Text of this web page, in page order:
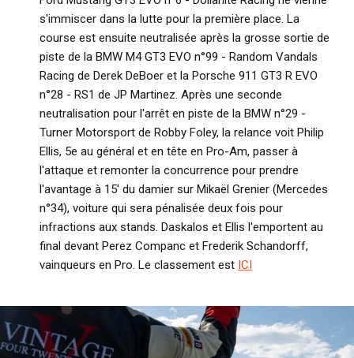
s'immiscer dans la lutte pour la première place. La
course est ensuite neutralisée après la grosse sortie de
piste de la BMW M4 GT3 EVO n°99 - Random Vandals
Racing de Derek DeBoer et la Porsche 911 GT3 R EVO
n°28 - RS1 de JP Martinez. Après une seconde
neutralisation pour l'arrêt en piste de la BMW n°29 -
Turner Motorsport de Robby Foley, la relance voit Philip
Ellis, 5e au général et en tête en Pro-Am, passer à
l'attaque et remonter la concurrence pour prendre
l'avantage à 15' du damier sur Mikaël Grenier (Mercedes
n°34), voiture qui sera pénalisée deux fois pour
infractions aux stands. Daskalos et Ellis l'emportent au
final devant Perez Companc et Frederik Schandorff,
vainqueurs en Pro. Le classement est ICI